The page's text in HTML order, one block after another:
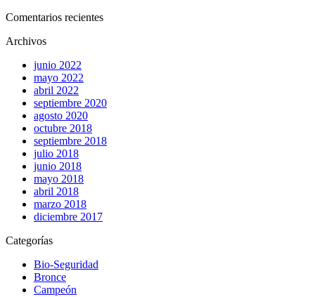
Comentarios recientes
Archivos
junio 2022
mayo 2022
abril 2022
septiembre 2020
agosto 2020
octubre 2018
septiembre 2018
julio 2018
junio 2018
mayo 2018
abril 2018
marzo 2018
diciembre 2017
Categorías
Bio-Seguridad
Bronce
Campeón